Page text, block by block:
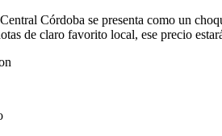
Córdoba se presenta como un
de claro favorito local, ese precio